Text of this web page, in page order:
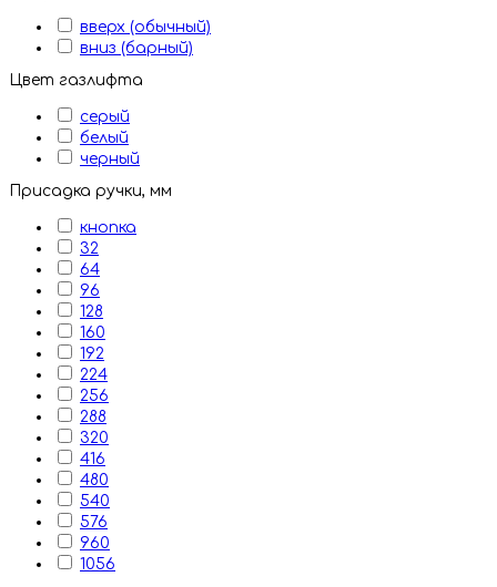
вверх (обычный)
вниз (барный)
Цвет газлифта
серый
белый
черный
Присадка ручки, мм
кнопка
32
64
96
128
160
192
224
256
288
320
416
480
540
576
960
1056